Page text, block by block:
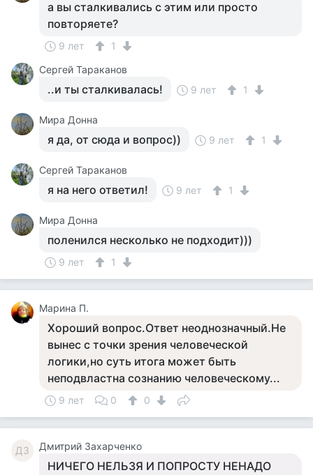
а вы сталкивались с этим или просто
повторяете?
9 лет
1
Сергей Тараканов
..и ты сталкивалась! 9 лет 1
Мира Донна
я да, от сюда и вопрос)) 9 лет 1
Сергей Тараканов
я на него ответил! 9 лет 1
Мира Донна
поленился несколько не подходит)))
9 лет 1
Марина П.
Хороший вопрос.Ответ неоднозначный.Не
вынес с точки зрения человеческой
логики,но суть итога может быть
неподвластна сознанию человеческому...
9 лет 0 0
ДЗ Дмитрий Захарченко
НИЧЕГО НЕЛЬЗЯ И ПОПРОСТУ НЕНАДО